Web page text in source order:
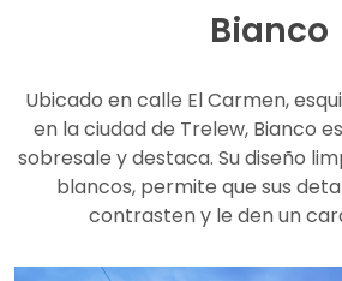
Bianco
Ubicado en calle El Carmen,
en la ciudad de Trelew, Bianco
sobresale y destaca. Su diseño
blancos, permite que sus
contrasten y le den un